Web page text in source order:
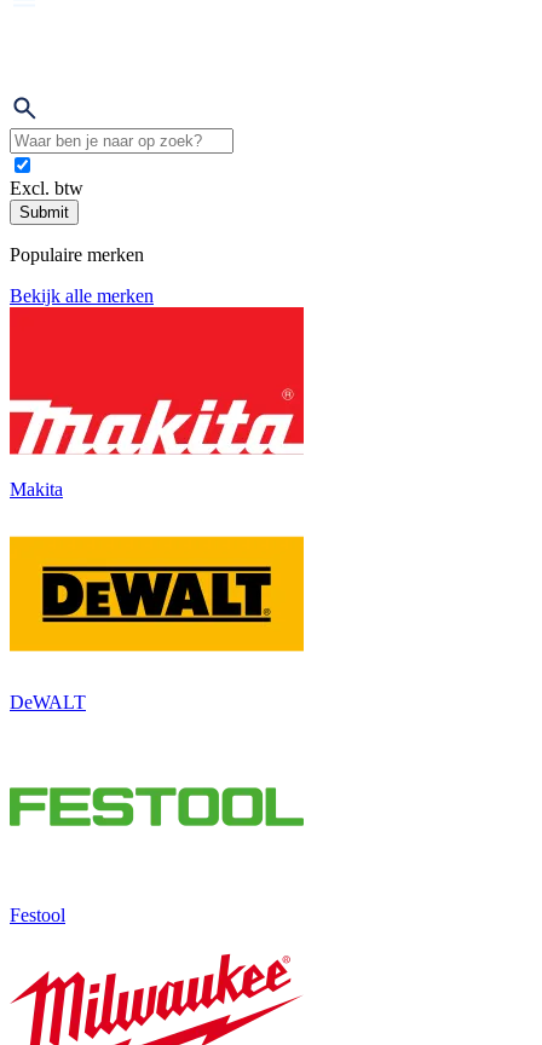
Excl. btw
Submit
Populaire merken
Bekijk alle merken
Makita
DeWALT
Festool